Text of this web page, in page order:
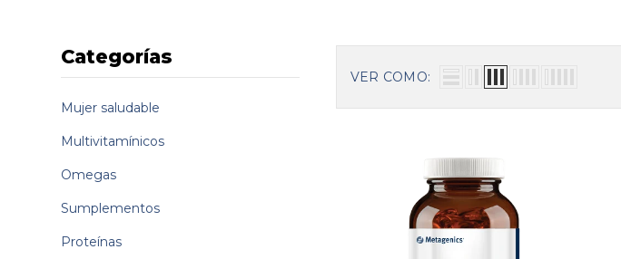
Categorías
Mujer saludable
Multivitamínicos
Omegas
Sumplementos
Proteínas
VER COMO: